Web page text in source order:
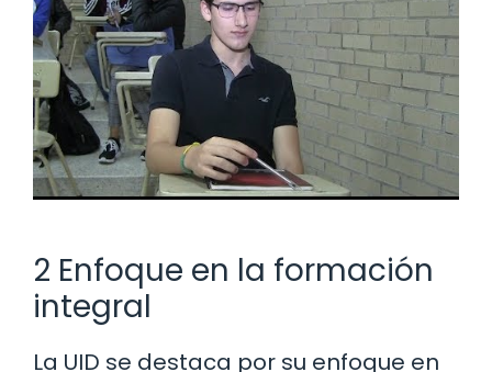
2 Enfoque en la formación
integral
La UID se destaca por su enfoque en